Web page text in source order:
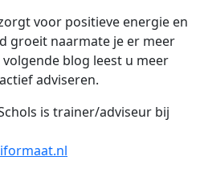
voor positieve energie en
groeit naarmate je er meer
blog leest u meer
adviseren.
is trainer/adviseur bij